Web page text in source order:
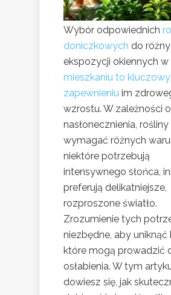
Wybór odpowiednich
doniczkowych do
ekspozycji okiennych w
mieszkaniu to
zapewnieniu im
wzrostu. W zależności
nasłonecznienia,
wymagać różnych
niektóre potrzebują
intensywnego słońca,
preferują delikatniejsze,
rozproszone światło.
Zrozumienie tych
niezbędne, aby uniknąć
które mogą prowadzić
osłabienia. W tym
dowiesz się, jak